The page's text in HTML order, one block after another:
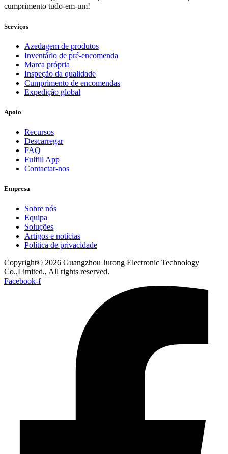
cumprimento tudo-em-um!
Serviços
Azedagem de produtos
Inventário de pré-encomenda
Marca própria
Inspeção da qualidade
Cumprimento de encomendas
Expedição global
Apoio
Recursos
Descarregar
FAQ
Fulfill App
Contactar-nos
Empresa
Sobre nós
Equipa
Soluções
Artigos e notícias
Política de privacidade
Copyright© 2026 Guangzhou Jurong Electronic Technology
Co.,Limited., All rights reserved.
Facebook-f